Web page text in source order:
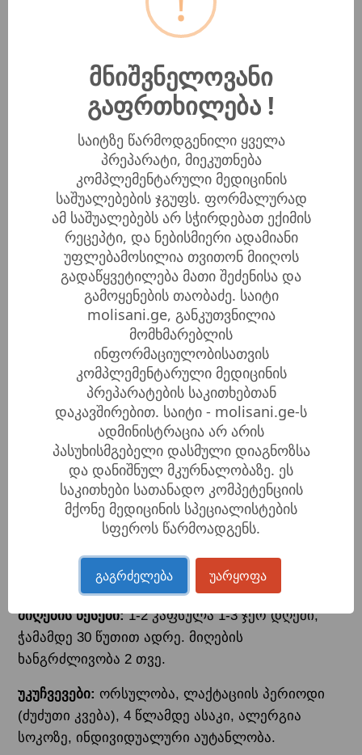
გასტრიტის, ლეიკემიის სამკურნალოდ,
სიმსივნური დაავადებების დროს (საყლაპავის,
კუჭის, ღვიძლის, მსხვილი ნაწლავის,
ფილტვების კიბო, Საშვილოსნოს ყელის,
სარძევე ჯირკვლის კიბო). იგი გამოიყენება
როგორც იმუნოსტიმულატორი, ნერვული
უჯრედების ზრდისა და რეგენერაციის
სტიმულატორი.
დანიშნულება
ყურადღების კონცენტრაციის დეფიციტი;
პანიკური შეტევები, დეპრესია, სტრესი;
ალცჰეიმერის და პარკინსონის დაავადებები;
სექსუალური ლტოლვის შესუსტება;
პოსტ-კოვიდ სინდრომი;
სიმსივნური დაავადებები.
შემადგენლობა
ორგანული ლომის ფაფარის (Hericium erinaceus)
ექსტრაქტი, ჟელატინი (კაფსულა)
მიღების წესი და უკუჩვენება
მიღების წესები:1-2 კაფსულა 1-3 ჯერ დღეში,
ჭამამდე 30 წუთით ადრე. მიღების
ხანგრძლივობა 2 თვე.
უკუჩვევები: ორსულობა, ლაქტაციის პერიოდი
(ძუძუთი კვება), 4 წლამდე ასაკი, ალერგია
სოკოზე, ინდივიდუალური აუტანლობა.
მნიშვნელოვანი
გაფრთხილება !
საიტზე წარმოდგენილი ყველა
პრეპარატი, მიეკუთნება
კომპლემენტარული მედიცინის
საშუალებების ჯგუფს. ფორმალურად
ამ საშუალებებს არ სჭირდებათ ექიმის
რეცეპტი, და ნებისმიერი ადამიანი
უფლებამოსილია თვითონ მიიღოს
გადაწყვეტილება მათი შეძენისა და
გამოყენების თაობაძე. საიტი
molisani.ge, განკუთვნილია
მომხმარებლის
ინფორმაციულობისათვის
კომპლემენტარული მედიცინის
პრეპარატების საკითხებთან
დაკავშირებით. საიტი - molisani.ge-ს
ადმინისტრაცია არ არის
პასუხისმგებელი დასმული დიაგნოზსა
და დანიშნულ მკურნალობაზე. ეს
საკითხები სათანადო კომპეტენციის
მქონე მედიცინის სპეციალისტების
სფეროს წარმოადგენს.
გაგრძელება უარყოფა